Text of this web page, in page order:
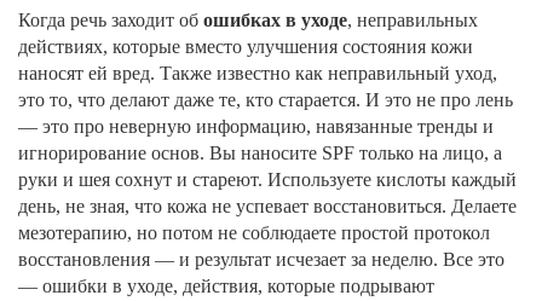
Когда речь заходит об ошибках в уходе, неправильных
действиях, которые вместо улучшения состояния кожи
наносят ей вред. Также известно как неправильный уход,
это то, что делают даже те, кто старается. И это не про лень
— это про неверную информацию, навязанные тренды и
игнорирование основ. Вы наносите SPF только на лицо, а
руки и шея сохнут и стареют. Используете кислоты каждый
день, не зная, что кожа не успевает восстановиться. Делаете
мезотерапию, но потом не соблюдаете простой протокол
восстановления — и результат исчезает за неделю. Все это
— ошибки в уходе, действия, которые подрывают